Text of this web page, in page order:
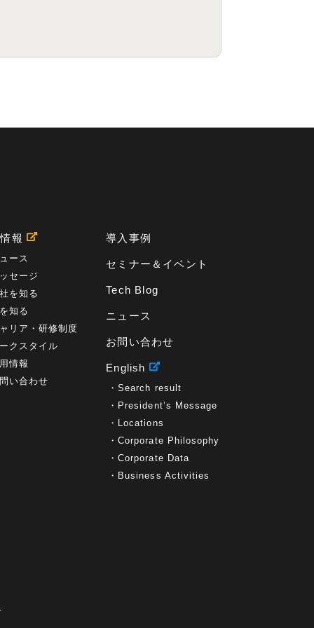
報
ース
セージ
を知る
知る
リア・研修制度
クスタイル
情報
い合わせ
導入事例
セミナー＆イベント
Tech Blog
ニュース
お問い合わせ
English
Search result
President’s Message
Locations
Corporate Philosophy
Corporate Data
Business Activities